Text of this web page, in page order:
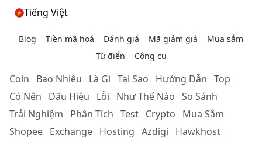
Tiếng Việt
Blog Tiền mã hoá Đánh giá Mã giảm giá
Mua sắm
Từ điển
Công cụ
Coin Bao Nhiêu Là Gì Tại Sao Hướng Dẫn Top
Có Nên
Dấu Hiệu Lỗi Như Thế Nào So Sánh
Trải Nghiệm
Phân Tích Test Crypto
Mua Sắm
Shopee Exchange Hosting Azdigi
Hawkhost